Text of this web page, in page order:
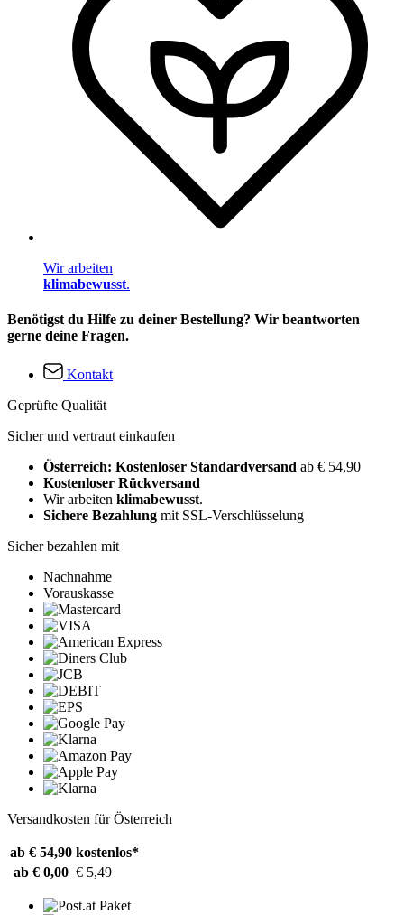
Wir arbeiten
klimabewusst.
Benötigst du Hilfe zu deiner Bestellung? Wir beantworten
gerne deine Fragen.
Kontakt
Geprüfte Qualität
Sicher und vertraut einkaufen
Österreich: Kostenloser Standardversand ab € 54,90
Kostenloser Rückversand
Wir arbeiten klimabewusst.
Sichere Bezahlung mit SSL-Verschlüsselung
Sicher bezahlen mit
Nachnahme
Vorauskasse
Versandkosten für Österreich
ab € 54,90 kostenlos*
ab € 0,00 € 5,49